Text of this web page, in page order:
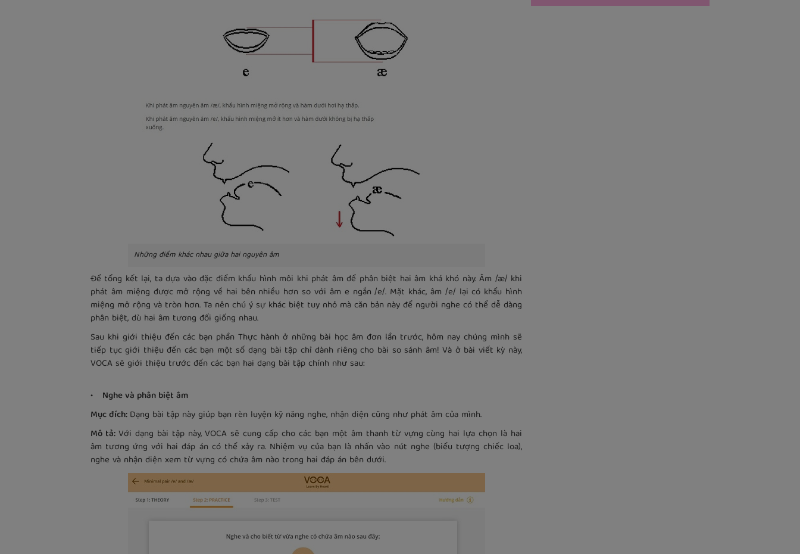
Những điểm khác nhau giữa hai nguyên âm
Để tổng kết lại, ta dựa vào đặc điểm khẩu hình môi khi phát âm để phân biệt hai âm khá khó này. Âm /æ/ khi
phát âm miệng được mở rộng về hai bên nhiều hơn so với âm e ngắn /e/. Mặt khác, âm /e/ lại có khẩu hình
miệng mở rộng và tròn hơn. Ta nên chú ý sự khác biệt tuy nhỏ mà căn bản này để người nghe có thể dễ dàng
phân biệt, dù hai âm tương đối giống nhau.
Sau khi giới thiệu đến các bạn phần Thực hành ở những bài học âm đơn lần trước, hôm nay chúng mình sẽ
tiếp tục giới thiệu đến các bạn một số dạng bài tập chỉ dành riêng cho bài so sánh âm! Và ở bài viết kỳ này,
VOCA sẽ giới thiệu trước đến các bạn hai dạng bài tập chính như sau:
• Nghe và phân biệt âm
Mục đích:Dạng bài tập này giúp bạn rèn luyện kỹ năng nghe, nhận diện cũng như phát âm của mình.
Mô tả:Với dạng bài tập này, VOCA sẽ cung cấp cho các bạn một âm thanh từ vựng cùng hai lựa chọn là hai
âm tương ứng với hai đáp án có thể xảy ra. Nhiệm vụ của bạn là nhấn vào nút nghe (biểu tượng chiếc loa),
nghe và nhận diện xem từ vựng có chứa âm nào trong hai đáp án bên dưới.